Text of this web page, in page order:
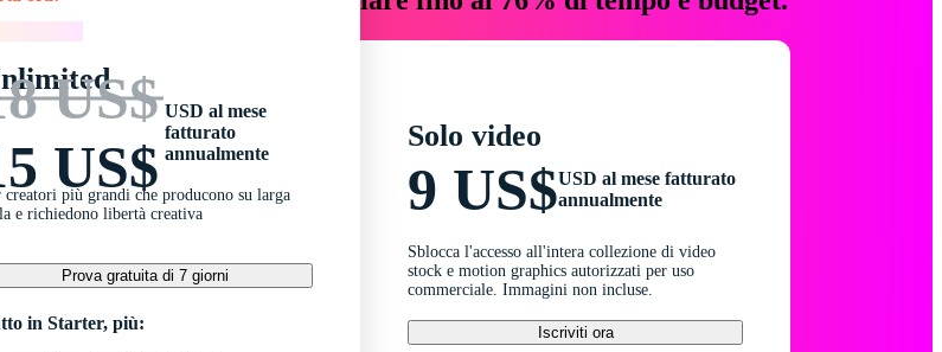
US$
US$
USD al mese
fatturato
annualmente
creatori più grandi che producono su larga
e richiedono libertà creativa
Prova gratuita di 7 giorni
in Starter, più:
Solo video
9 US$USD al mese fatturato
annualmente
Sblocca l'accesso all'intera collezione di video
stock e motion graphics autorizzati per uso
commerciale. Immagini non incluse.
Iscriviti ora